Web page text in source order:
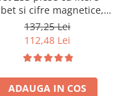
si cifre magnetice, 1
magnetica cu doua
si cutie de depozitare,
educative pentru
copii de 3,4,5,6,7 ani
137,25 Lei
112,48 Lei
ADAUGA IN COS